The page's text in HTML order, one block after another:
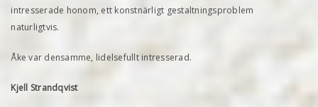
intresserade honom, ett konstnärligt gestaltningsproblem
naturligtvis.
Åke var densamme, lidelsefullt intresserad.
Kjell Strandqvist